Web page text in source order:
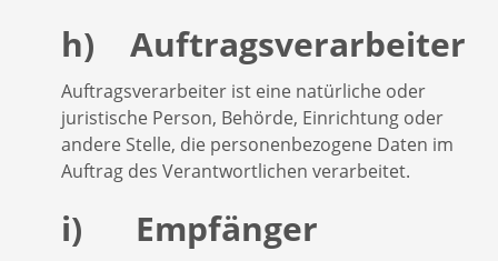
h) Auftragsverarbeiter
Auftragsverarbeiter ist eine natürliche oder
juristische Person, Behörde, Einrichtung oder
andere Stelle, die personenbezogene Daten im
Auftrag des Verantwortlichen verarbeitet.
i) Empfänger